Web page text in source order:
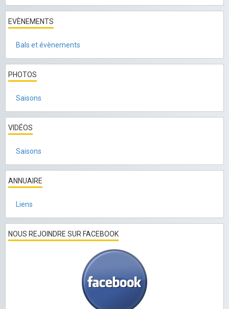
EVÈNEMENTS
Bals et évènements
PHOTOS
Saisons
VIDÉOS
Saisons
ANNUAIRE
Liens
NOUS REJOINDRE SUR FACEBOOK